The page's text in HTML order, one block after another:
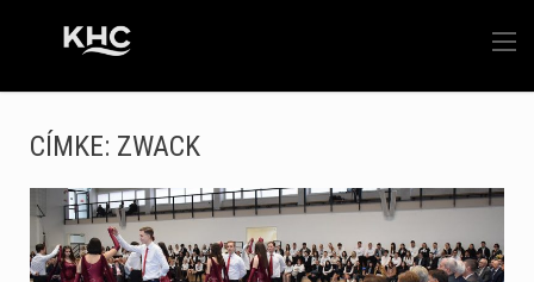
CÍMKE: ZWACK